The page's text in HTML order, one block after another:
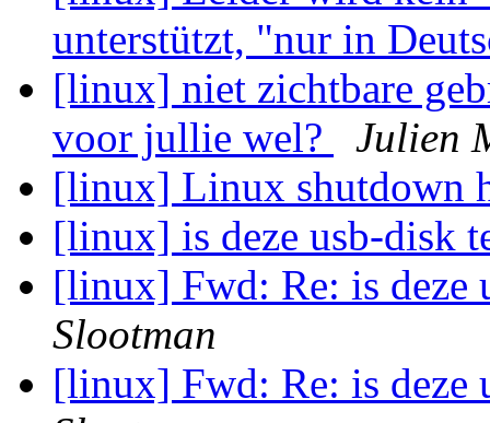
unterstützt, "nur in
[linux] niet zichtbare
voor jullie wel?
Julien
[linux] Linux shutdown
[linux] is deze usb-disk
[linux] Fwd: Re: is deze
Slootman
[linux] Fwd: Re: is deze